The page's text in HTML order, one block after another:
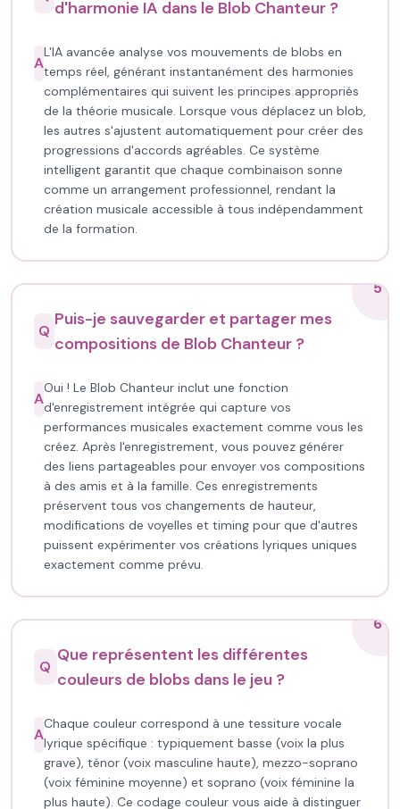
d'harmonie IA dans le Blob Chanteur ?
A
L'IA avancée analyse vos mouvements de blobs en
temps réel, générant instantanément des harmonies
complémentaires qui suivent les principes appropriés
de la théorie musicale. Lorsque vous déplacez un blob,
les autres s'ajustent automatiquement pour créer des
progressions d'accords agréables. Ce système
intelligent garantit que chaque combinaison sonne
comme un arrangement professionnel, rendant la
création musicale accessible à tous indépendamment
de la formation.
5
Q
Puis-je sauvegarder et partager mes
compositions de Blob Chanteur ?
A
Oui ! Le Blob Chanteur inclut une fonction
d'enregistrement intégrée qui capture vos
performances musicales exactement comme vous les
créez. Après l'enregistrement, vous pouvez générer
des liens partageables pour envoyer vos compositions
à des amis et à la famille. Ces enregistrements
préservent tous vos changements de hauteur,
modifications de voyelles et timing pour que d'autres
puissent expérimenter vos créations lyriques uniques
exactement comme prévu.
6
Q
Que représentent les différentes
couleurs de blobs dans le jeu ?
A
Chaque couleur correspond à une tessiture vocale
lyrique spécifique : typiquement basse (voix la plus
grave), ténor (voix masculine haute), mezzo-soprano
(voix féminine moyenne) et soprano (voix féminine la
plus haute). Ce codage couleur vous aide à distinguer